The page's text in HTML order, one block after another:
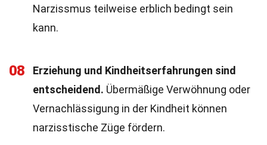
Narzissmus teilweise erblich bedingt sein
kann.
08
Erziehung und Kindheitserfahrungen sind
entscheidend. Übermäßige Verwöhnung oder
Vernachlässigung in der Kindheit können
narzisstische Züge fördern.